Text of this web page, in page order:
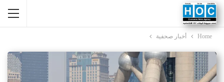
Home أخبار صحفية